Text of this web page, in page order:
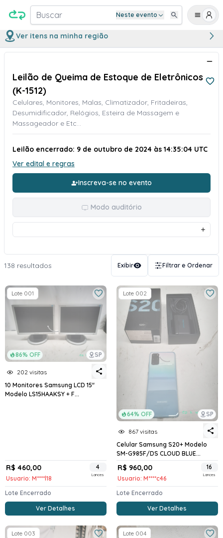
Buscar Neste evento
Ver itens na minha região
Leilão de Queima de Estoque de Eletrônicos
(K-1512)
Celulares, Monitores, Malas, Climatizador, Fritadeiras,
Desumidificador, Relógios, Esteira de Massagem e
Massageador e Etc...
Leilão encerrado: 9 de outubro de 2024 às 14:35:04 UTC
Ver edital e regras
Inscreva-se no evento
Modo auditório
138 resultados Exibir Filtrar e Ordenar
86% OFF SP
Lote 001
202 visitas
10 Monitores Samsung LCD 15"
Modelo LS15HAAKSY + F...
R$ 460,00
Usuario: M****l18
4
Lances
Lote Encerrado
Ver Detalhes
64% OFF SP
Lote 002
867 visitas
Celular Samsung S20+ Modelo
SM-G985F/DS CLOUD BLUE...
R$ 960,00
Usuario: M****c46
16
Lances
Lote Encerrado
Ver Detalhes
Lote 003 Lote 004